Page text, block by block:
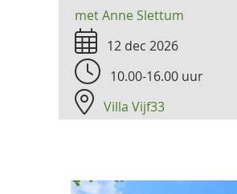
met Anne Slettum
12 dec 2026
10.00-16.00 uur
Villa Vijf33